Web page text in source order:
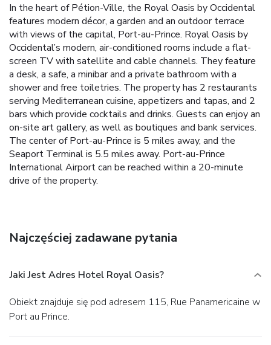
In the heart of Pétion-Ville, the Royal Oasis by Occidental
features modern décor, a garden and an outdoor terrace
with views of the capital, Port-au-Prince. Royal Oasis by
Occidental’s modern, air-conditioned rooms include a flat-
screen TV with satellite and cable channels. They feature
a desk, a safe, a minibar and a private bathroom with a
shower and free toiletries. The property has 2 restaurants
serving Mediterranean cuisine, appetizers and tapas, and 2
bars which provide cocktails and drinks. Guests can enjoy an
on-site art gallery, as well as boutiques and bank services.
The center of Port-au-Prince is 5 miles away, and the
Seaport Terminal is 5.5 miles away. Port-au-Prince
International Airport can be reached within a 20-minute
drive of the property.
Najczęściej zadawane pytania
Jaki Jest Adres Hotel Royal Oasis?
Obiekt znajduje się pod adresem 115, Rue Panamericaine w
Port au Prince.